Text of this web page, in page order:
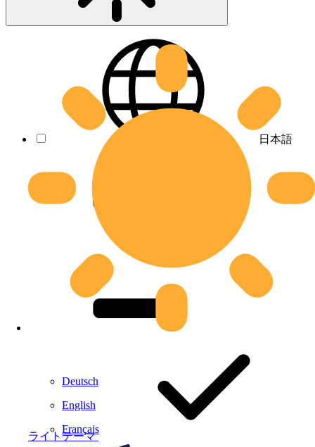
ライトテーマ
日本語
Deutsch
English
Français